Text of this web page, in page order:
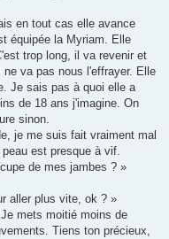
en tout cas elle avance
équipée la Myriam. Elle
trop long, il va revenir et
va pas nous l'effrayer. Elle
Je sais pas à quoi elle a
de 18 ans j'imagine. On
sinon.
je me suis fait vraiment mal
est presque à vif.
de mes jambes ? »
aller plus vite, ok ? »
mets moitié moins de
Tiens ton précieux,